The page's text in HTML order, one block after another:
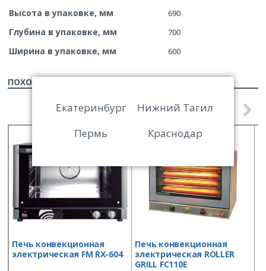
Высота в упаковке, мм 690
Глубина в упаковке, мм 700
Ширина в упаковке, мм 600
ПОХОЖИЕ ТОВАРЫ
Печь конвекционная
электрическая FM RX-604
Печь конвекционная
электрическая ROLLER
GRILL FC110E
Екатеринбург
Нижний Тагил
Пермь
Краснодар